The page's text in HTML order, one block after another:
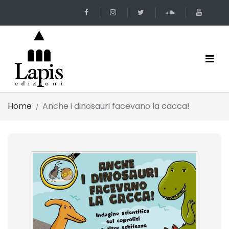
Home Anche i dinosauri facevano la cacca!